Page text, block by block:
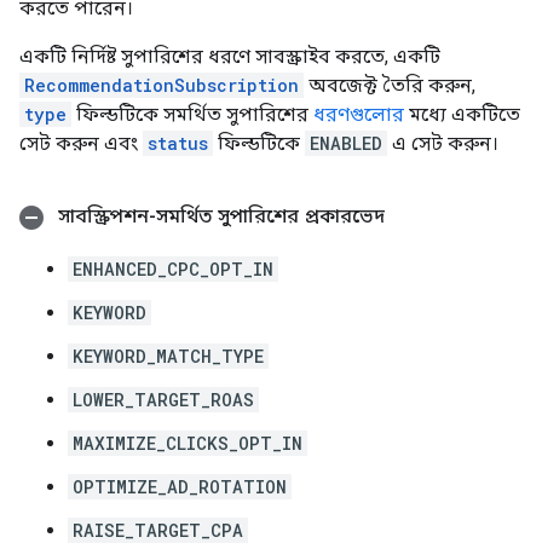
করতে পারেন।
একটি নির্দিষ্ট সুপারিশের ধরণে সাবস্ক্রাইব করতে, একটি
RecommendationSubscription অবজেক্ট তৈরি করুন,
type ফিল্ডটিকে সমর্থিত সুপারিশের ধরণগুলোর মধ্যে একটিতে
সেট করুন এবং status ফিল্ডটিকে ENABLED এ সেট করুন।
সাবস্ক্রিপশন-সমর্থিত সুপারিশের প্রকারভেদ
ENHANCED_CPC_OPT_IN
KEYWORD
KEYWORD_MATCH_TYPE
LOWER_TARGET_ROAS
MAXIMIZE_CLICKS_OPT_IN
OPTIMIZE_AD_ROTATION
RAISE_TARGET_CPA